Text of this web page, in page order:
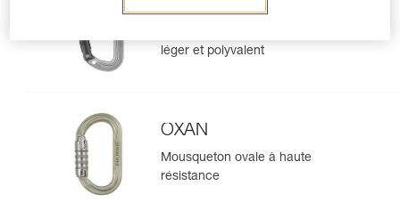
léger et polyvalent
OXAN
Mousqueton ovale à haute
résistance